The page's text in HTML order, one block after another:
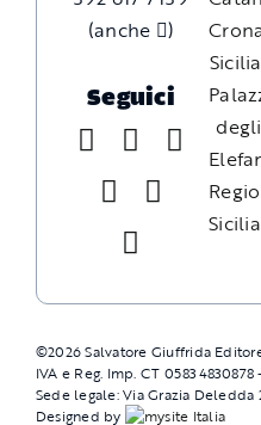
(anche
)
Seguici
Sicilia
degli
©2026Salvatore Giuffrida
IVA e Reg. Imp. CT 05834830878
Sede legale: Via Grazia Deledda
Designed by